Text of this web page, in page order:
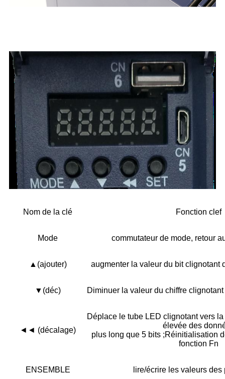
Nom de la clé Fonction clef
Mode commutateur de mode, retour
▲(ajouter) augmenter la valeur du bit clignotant
▼(déc) Diminuer la valeur du chiffre
◄◄ (décalage)
Déplace le tube LED clignotant vers
élevée des
plus long que 5 bits ;Réinitialisation
fonction Fn
ENSEMBLE lire/écrire les valeurs des